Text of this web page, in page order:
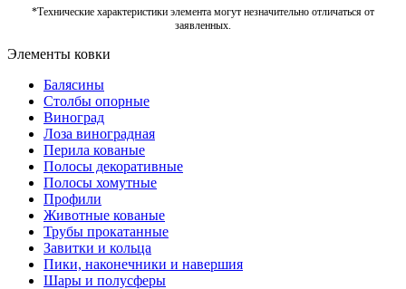
*Технические характеристики элемента могут незначительно отличаться от
заявленных.
Элементы ковки
Балясины
Столбы опорные
Виноград
Лоза виноградная
Перила кованые
Полосы декоративные
Полосы хомутные
Профили
Животные кованые
Трубы прокатанные
Завитки и кольца
Пики, наконечники и навершия
Шары и полусферы